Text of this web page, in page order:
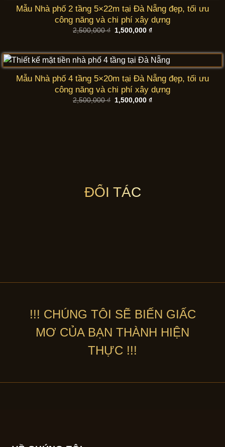
Mẫu Nhà phố 2 tầng 5×22m tại Đà Nẵng đẹp, tối ưu
công năng và chi phí xây dựng
2,500,000₫
Giá
1,500,000₫Giá
1,500,000 ₫.
Mẫu Nhà phố 4 tầng 5×20m tại Đà Nẵng đẹp, tối ưu
công năng và chi phí xây dựng
2,500,000₫
Giá
1,500,000₫Giá
ĐỐI TÁC
!!! CHÚNG TÔI SẼ BIẾN GIẤC
MƠ CỦA BẠN THÀNH HIỆN
THỰC !!!